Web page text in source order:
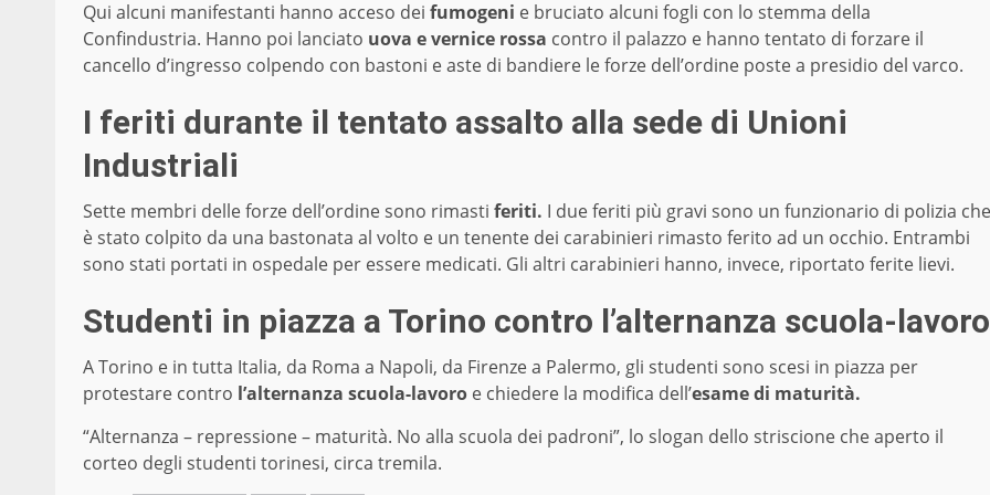
Qui alcuni manifestanti hanno acceso dei fumogeni e bruciato alcuni fogli con lo stemma della
Confindustria. Hanno poi lanciato uova e vernice rossa contro il palazzo e hanno tentato di forzare il
cancello d’ingresso colpendo con bastoni e aste di bandiere le forze dell’ordine poste a presidio del varco.
I feriti durante il tentato assalto alla sede di Unioni
Industriali
Sette membri delle forze dell’ordine sono rimasti feriti. I due feriti più gravi sono un funzionario di polizia che
è stato colpito da una bastonata al volto e un tenente dei carabinieri rimasto ferito ad un occhio. Entrambi
sono stati portati in ospedale per essere medicati. Gli altri carabinieri hanno, invece, riportato ferite lievi.
Studenti in piazza a Torino contro l’alternanza scuola-lavoro
A Torino e in tutta Italia, da Roma a Napoli, da Firenze a Palermo, gli studenti sono scesi in piazza per
protestare contro l’alternanza scuola-lavoro e chiedere la modifica dell’esame di maturità.
“Alternanza – repressione – maturità. No alla scuola dei padroni”, lo slogan dello striscione che aperto il
corteo degli studenti torinesi, circa tremila.